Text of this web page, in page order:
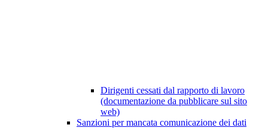
Dirigenti cessati dal rapporto di lavoro
(documentazione da pubblicare sul sito
web)
Sanzioni per mancata comunicazione dei dati